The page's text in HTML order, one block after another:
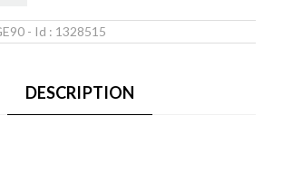
- Id : 1328515
DESCRIPTION